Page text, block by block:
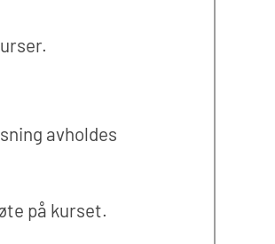
avholdes
på kurset.